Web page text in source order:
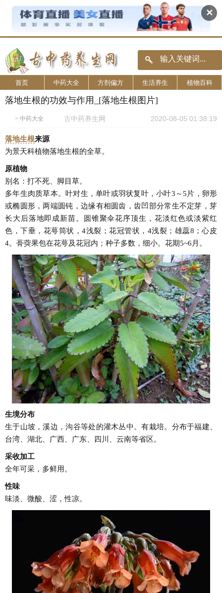
✕
首页 中药大全 方剂偏方 生活养生 植物百科
落地生根的功效与作用_[落地生根图片]
> 中药大全 古中药养生网 2020-08-05 01:38:19
落地生根来源
为景天科植物落地生根的全草。
原植物
别名：打不死、脚目草。
多年生肉质草本。叶对生，单叶或羽状复叶，小叶3～5片，卵形
或椭圆形，两端圆钝，边缘有相圆齿，齿凹部分常生不定芽，芽
长大后落地即成新苗。圆锥聚伞花序顶生，花淡红色或淡紫红
色，下垂，花萼筒状，4浅裂；花冠管状，4浅裂；雄蕊8；心皮
4。蓇葖果包在花萼及花冠内；种子多数，细小。花期5~6月。
生境分布
生于山坡，溪边，沟谷等处的灌木丛中。有栽培。分布于福建、
台湾、湖北、广西、广东、四川、云南等省区。
采收加工
全年可采，多鲜用。
性味
味淡、微酸、涩，性凉。